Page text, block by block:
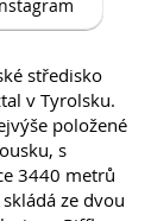
středisko
v Tyrolsku.
položené
s
3440 metrů
ze dvou